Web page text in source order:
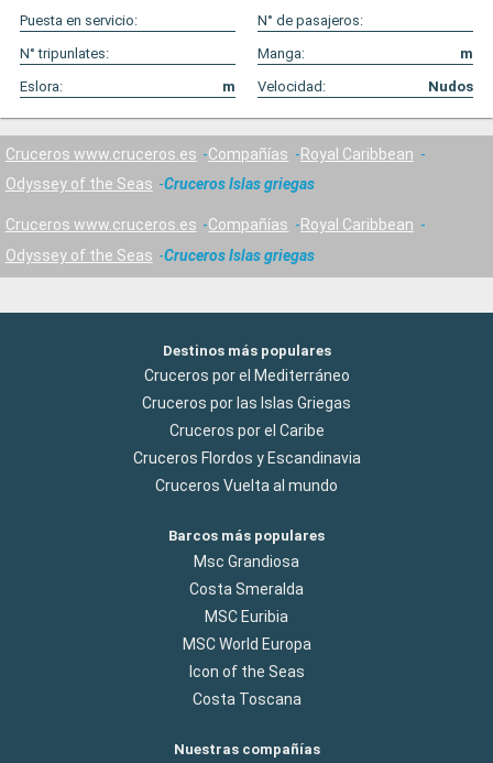
Puesta en servicio:
N° de pasajeros:
N° tripunlates:
Manga:
m
Eslora:
m Velocidad: Nudos
Cruceros www.cruceros.es Compañías
Royal Caribbean
Odyssey of the Seas
Cruceros Islas griegas
Cruceros www.cruceros.es Compañías
Royal Caribbean
Odyssey of the Seas
Cruceros Islas griegas
Destinos más populares
Cruceros por el Mediterráneo
Cruceros por las Islas Griegas
Cruceros por el Caribe
Cruceros Flordos y Escandinavia
Cruceros Vuelta al mundo
Barcos más populares
Msc Grandiosa
Costa Smeralda
MSC Euribia
MSC World Europa
Icon of the Seas
Costa Toscana
Nuestras compañías